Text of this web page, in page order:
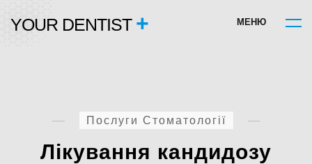
YOUR DENTIST + М ЕН Ю
Послуги Стоматології
Лікування кандидозу